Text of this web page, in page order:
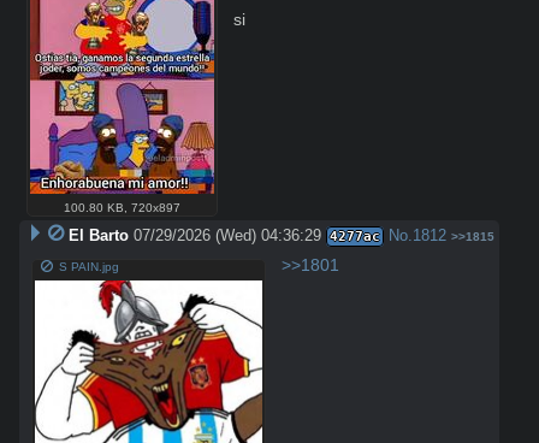
100.80 KB ,720x897
si
El Barto 07/29/2026 (Wed) 04:36:29 4277ac No.1812 >>1815
S PAIN.jpg >>1801